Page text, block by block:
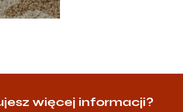
więcej informacji?